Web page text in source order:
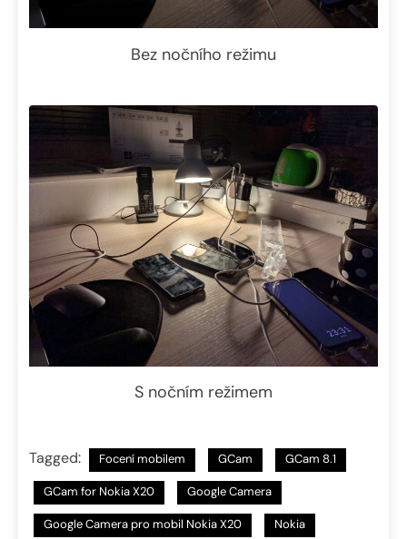
Bez nočního režimu
S nočním režimem
Tagged: Focení mobilem GCam GCam 8.1
GCam for Nokia X20 Google Camera
Google Camera pro mobil Nokia X20 Nokia